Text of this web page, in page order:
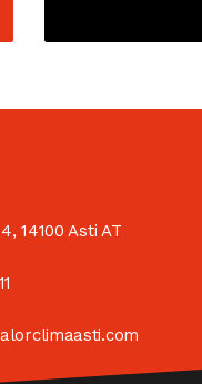
14100 Asti AT